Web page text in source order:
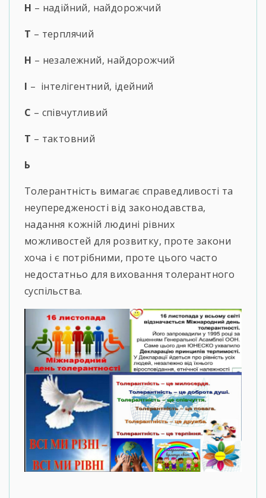
Н – надійний, найдорожчий
Т – терплячий
Н – незалежний, найдорожчий
І – інтелігентний, ідейний
С – співчутливий
Т – тактовний
Ь
Толерантність вимагає справедливості та
неупередженості від законодавства,
надання кожній людині рівних
можливостей для розвитку, проте закони
хоча і є потрібними, проте цього часто
недостатньо для виховання толерантного
суспільства.